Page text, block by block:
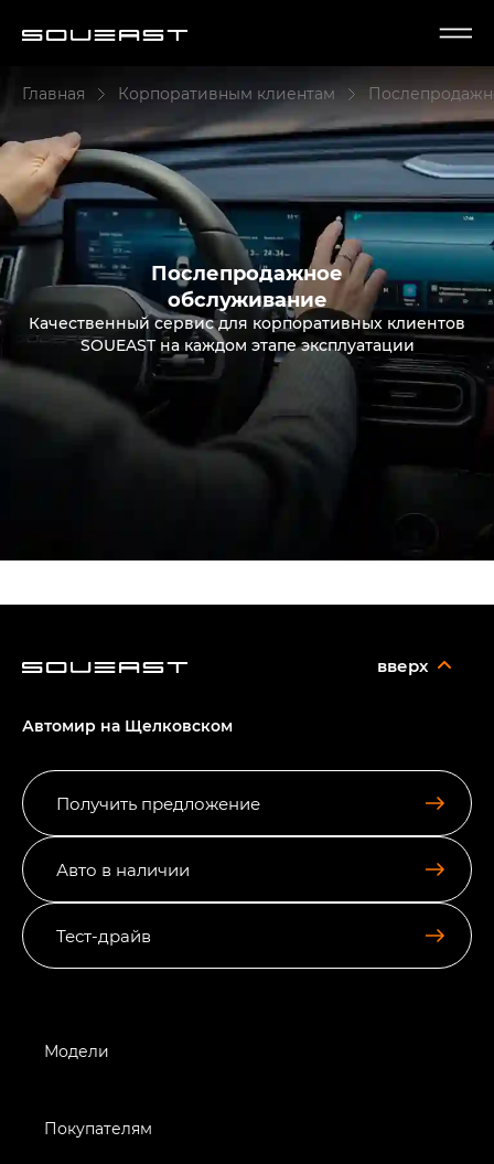
Главная Корпоративным клиентам
Послепродажное
обслуживание
Качественный сервис для корпоративных клиентов
SOUEAST на каждом этапе эксплуатации
Получить предложение
Авто в наличии
Тест-драйв
вверх
Автомир на Щелковском
Модели
Покупателям